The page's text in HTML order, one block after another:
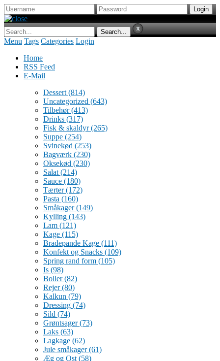
Menu Tags Categories Login
Home
RSS Feed
E-Mail
Dessert (814)
Uncategorized (643)
Tilbehør(413)
Drinks (317)
Fisk & skaldyr(265)
Suppe (254)
Svinekød (253)
Bagværk (230)
Oksekød (230)
Salat (214)
Sauce (180)
Tærter(172)
Pasta (160)
Småkager(149)
Kylling (143)
Lam (121)
Kage (115)
Bradepande Kage (111)
Konfekt og Snacks (109)
Spring rand form (105)
Is (98)
Boller(82)
Rejer(80)
Kalkun (79)
Dressing (74)
Sild (74)
Grøntsager(73)
Laks (63)
Lagkage (62)
Jule småkager(61)
Æg og Ost (58)